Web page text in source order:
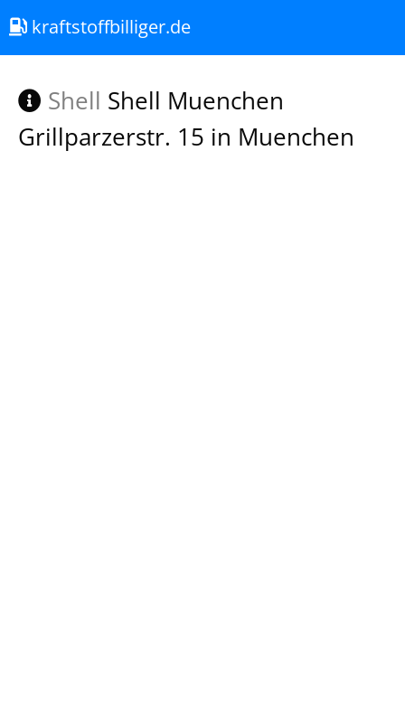
kraftstoffbilliger.de
Shell Shell Muenchen
Grillparzerstr. 15 in Muenchen